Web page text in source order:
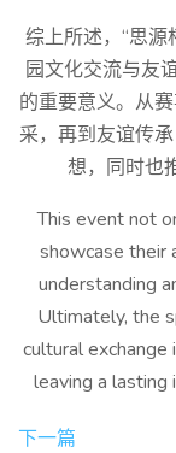
综上所述，“思
园文化交流与友
的重要意义。从
采，再到友谊传
想，同时也
This event not
showcase their
understanding
Ultimately, the
cultural
leaving a lasting
下一篇